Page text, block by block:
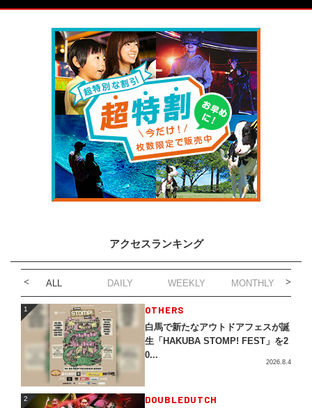
アクセスランキング
ALL DAILY WEEKLY MONTHLY
1 OTHERS
白馬で新たなアウトドアフェスが誕
生「HAKUBA STOMP! FEST」を2
0...
2026.8.4
2 DOUBLEDUTCH